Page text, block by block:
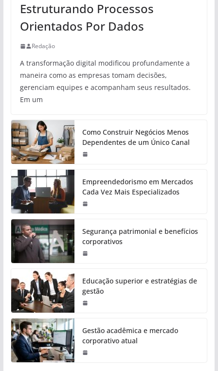
Estruturando Processos
Orientados Por Dados
Redação
A transformação digital modificou profundamente a
maneira como as empresas tomam decisões,
gerenciam equipes e acompanham seus resultados.
Em um
Como Construir Negócios Menos
Dependentes de um Único Canal
Empreendedorismo em Mercados
Cada Vez Mais Especializados
Segurança patrimonial e benefícios
corporativos
Educação superior e estratégias de
gestão
Gestão acadêmica e mercado
corporativo atual